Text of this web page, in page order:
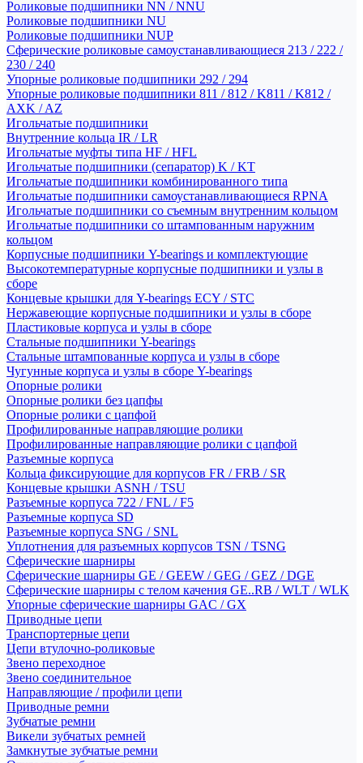
Роликовые подшипники NN / NNU
Роликовые подшипники NU
Роликовые подшипники NUP
Сферические роликовые самоустанавливающиеся 213 / 222 /
230 / 240
Упорные роликовые подшипники 292 / 294
Упорные роликовые подшипники 811 / 812 / K811 / K812 /
AXK / AZ
Игольчатые подшипники
Внутренние кольца IR / LR
Игольчатые муфты типа HF / HFL
Игольчатые подшипники (сепаратор) K / KT
Игольчатые подшипники комбинированного типа
Игольчатые подшипники самоустанавливающиеся RPNA
Игольчатые подшипники со съемным внутренним кольцом
Игольчатые подшипники со штампованным наружним
кольцом
Корпусные подшипники Y-bearings и комплектующие
Высокотемпературные корпусные подшипники и узлы в
сборе
Концевые крышки для Y-bearings ECY / STC
Нержавеющие корпусные подшипники и узлы в сборе
Пластиковые корпуса и узлы в сборе
Стальные подшипники Y-bearings
Стальные штампованные корпуса и узлы в сборе
Чугунные корпуса и узлы в сборе Y-bearings
Опорные ролики
Опорные ролики без цапфы
Опорные ролики с цапфой
Профилированные направляющие ролики
Профилированные направляющие ролики с цапфой
Разъемные корпуса
Кольца фиксирующие для корпусов FR / FRB / SR
Концевые крышки ASNH / TSU
Разъемные корпуса 722 / FNL / F5
Разъемные корпуса SD
Разъемные корпуса SNG / SNL
Уплотнения для разъемных корпусов TSN / TSNG
Сферические шарниры
Сферические шарниры GE / GEEW / GEG / GEZ / DGE
Сферические шарниры с телом качения GE..RB / WLT / WLK
Упорные сферические шарниры GAC / GX
Приводные цепи
Транспортерные цепи
Цепи втулочно-роликовые
Звено переходное
Звено соединительное
Направляющие / профили цепи
Приводные ремни
Зубчатые ремни
Викели зубчатых ремней
Замкнутые зубчатые ремни